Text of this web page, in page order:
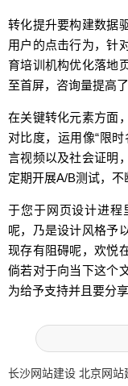
转化提升要构建数据
用户的点击行为，针
育培训机构优化落地
至首屏，咨询量提高了
在关键转化元素方面
对比度，运用像“限
言视频以及社会证明
定期开展A/B测试，不
于您于网页设计进程
呢，乃是设计风格予
现存有阻碍呢，欢悦
倘若对于向当下这个
为给予支持并且要分
长沙网站建设 北京网站